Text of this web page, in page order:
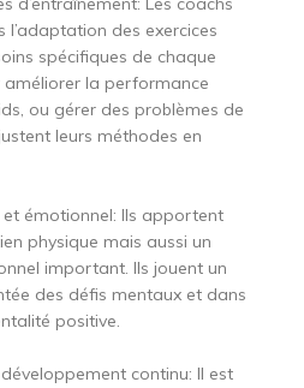
des exercices
spécifiques de chaque
améliorer la performance
ou gérer des problèmes de
leurs méthodes en
émotionnel: Ils apportent
physique mais aussi un
important. Ils jouent un
des défis mentaux et dans
positive.
continu: Il est